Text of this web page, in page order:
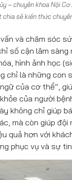
– chuyên khoa Nội
chia sẻ kiến thức
và chăm sóc
số cận lâm sàng
hình ảnh học
chỉ là những con
của cơ thể”,
của người
không chỉ giúp
mà còn giúp đội
quả hơn với
phục vụ và sự